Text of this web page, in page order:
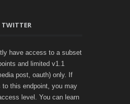
TWITTER
have access to a subset
and limited v1.1
post, oauth) only. If
to this endpoint, you may
level. You can learn